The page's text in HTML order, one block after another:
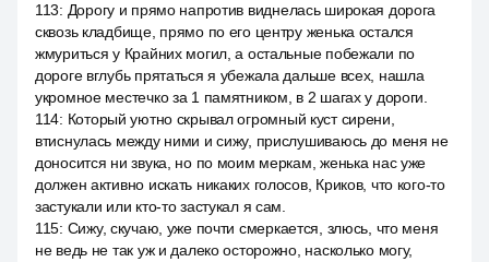
113: Дорогу и прямо напротив виднелась широкая дорога
сквозь кладбище, прямо по его центру женька остался
жмуриться у Крайних могил, а остальные побежали по
дороге вглубь прятаться я убежала дальше всех, нашла
укромное местечко за 1 памятником, в 2 шагах у дороги.
114: Который уютно скрывал огромный куст сирени,
втиснулась между ними и сижу, прислушиваюсь до меня не
доносится ни звука, но по моим меркам, женька нас уже
должен активно искать никаких голосов, Криков, что кого-то
застукали или кто-то застукал я сам.
115: Сижу, скучаю, уже почти смеркается, злюсь, что меня
не ведь не так уж и далеко осторожно, насколько могу,